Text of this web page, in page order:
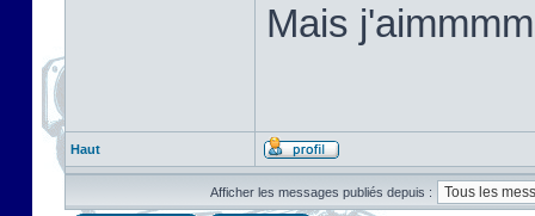
Mais
Haut
Afficher les messages publiés depuis :